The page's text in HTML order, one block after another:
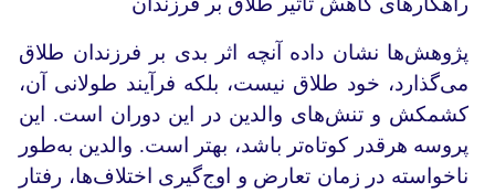
پژوهش‌ها نشان داده آنچه اثر بدی بر فرزندان طلاق
می‌گذارد، خود طلاق نیست، بلکه فرآیند طولانی آن،
کشمکش و تنش‌های والدین در این دوران است. این
پروسه هرقدر کوتاه‌تر باشد، بهتر است. والدین به‌طور
ناخواسته در زمان تعارض و اوج‌گیری اختلاف‌ها، رفتار